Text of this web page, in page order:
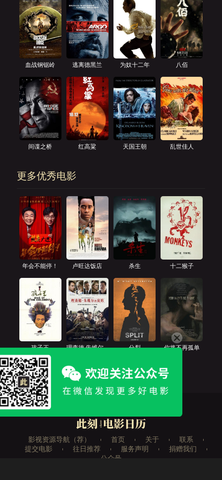
血战钢锯岭 逃离德黑兰 为奴十二年 八佰
间谍之桥 红高粱 天国王朝 乱世佳人
更多优秀电影
年会不能停！ 卢旺达饭店 杀生 十二猴子
孩子王
理查德·朱维尔
分裂 你将不再孤单
影视资源导航（荐） 首页 关于
联系
提交电影
往日推荐 服务声明
捐赠我们
公众号